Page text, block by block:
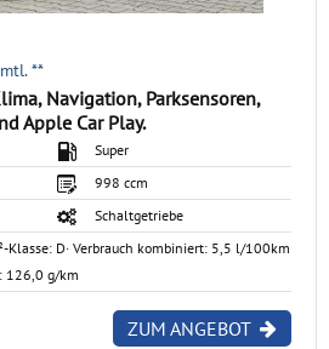
**
Navigation, Parksensoren,
Apple Car Play.
Super
998 ccm
Schaltgetriebe
Klasse: D· Verbrauch kombiniert: 5,5 l/100km
126,0 g/km
ZUM ANGEBOT